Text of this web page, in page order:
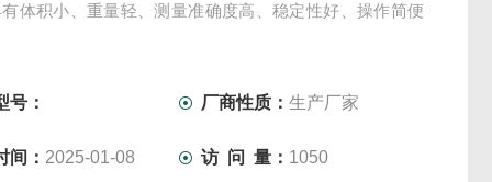
体积小、重量轻、测量准确度高、稳定性好、操作简便
为显示窗口，
号： 厂商性质：生产厂家
间： 2025-01-08 访 问 量： 1050